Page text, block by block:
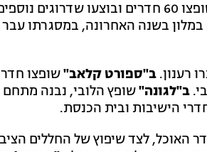
שופצו 60 חדרים ובוצעו
רענון. ב"ספורט קלאב"שופצו
ב"לגונה"שופץ הלובי, נבנה מתחם
הישיבות ובית הכנסת.
האוכל, לצד שיפוץ של החללים